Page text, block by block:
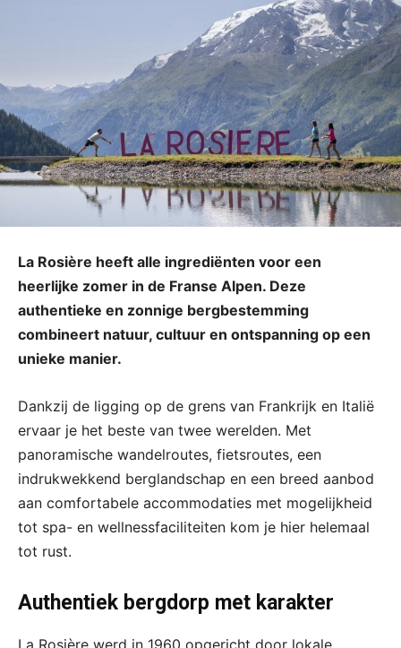
La Rosière heeft alle ingrediënten voor een
heerlijke zomer in de Franse Alpen. Deze
authentieke en zonnige bergbestemming
combineert natuur, cultuur en ontspanning op een
unieke manier.
Dankzij de ligging op de grens van Frankrijk en Italië
ervaar je het beste van twee werelden. Met
panoramische wandelroutes, fietsroutes, een
indrukwekkend berglandschap en een breed aanbod
aan comfortabele accommodaties met mogelijkheid
tot spa- en wellnessfaciliteiten kom je hier helemaal
tot rust.
Authentiek bergdorp met karakter